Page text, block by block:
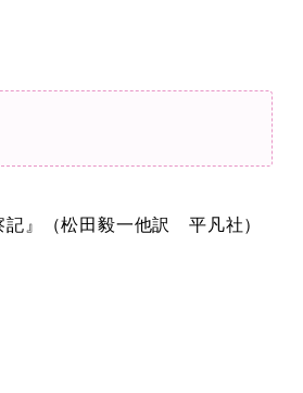
記』（松田毅一他訳 平凡社）